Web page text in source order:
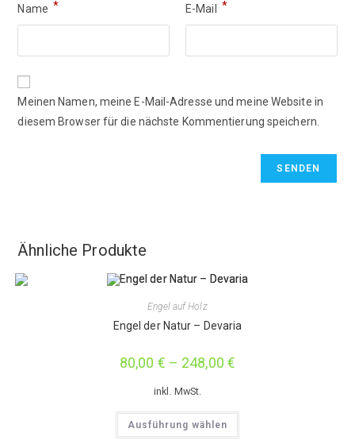
Name * E-Mail *
Meinen Namen, meine E-Mail-Adresse und meine Website in
diesem Browser für die nächste Kommentierung speichern.
Ähnliche Produkte
Engel auf Holz
Engel der Natur – Devaria
80,00 € – 248,00 €
inkl. MwSt.
Ausführung wählen
weist